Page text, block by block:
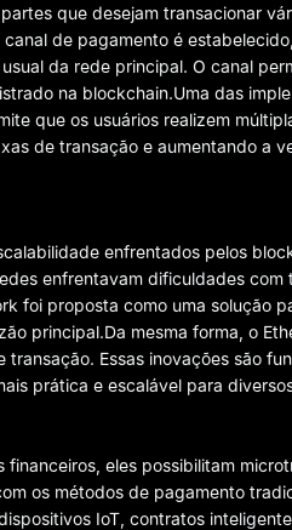
que desejam transacionar
de pagamento é
da rede principal. O canal
na blockchain.Uma das
que os usuários realizem
de transação e aumentando a
enfrentados pelos
enfrentavam dificuldades com
foi proposta como uma solução
principal.Da mesma forma, o
Essas inovações são
prática e escalável para
eles possibilitam
os métodos de pagamento
IoT, contratos